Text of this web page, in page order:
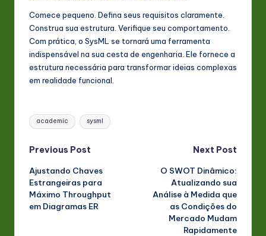
Comece pequeno. Defina seus requisitos claramente.
Construa sua estrutura. Verifique seu comportamento.
Com prática, o SysML se tornará uma ferramenta
indispensável na sua cesta de engenharia. Ele fornece a
estrutura necessária para transformar ideias complexas
em realidade funcional.
Tags:
academic sysml
Post
navigation
Previous Post
Ajustando Chaves
Estrangeiras para
Máximo Throughput
em Diagramas ER
Next Post
O SWOT Dinâmico:
Atualizando sua
Análise à Medida que
as Condições do
Mercado Mudam
Rapidamente